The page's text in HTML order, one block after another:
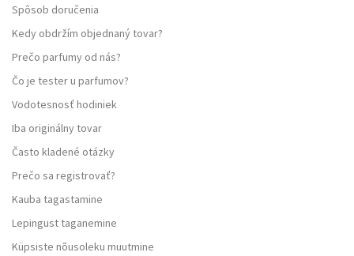
Spôsob doručenia
Kedy obdržím objednaný tovar?
Prečo parfumy od nás?
Čo je tester u parfumov?
Vodotesnosť hodiniek
Iba originálny tovar
Často kladené otázky
Prečo sa registrovať?
Kauba tagastamine
Lepingust taganemine
Küpsiste nõusoleku muutmine